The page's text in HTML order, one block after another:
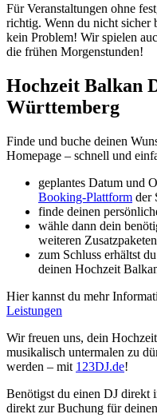
Für Veranstaltungen ohne
richtig. Wenn du nicht sicher
kein Problem! Wir spielen
die frühen Morgenstunden!
Hochzeit Balkan
Württemberg
Finde und buche deinen
Homepage – schnell und
geplantes Datum und
Booking-Plattform der
finde deinen
wähle dann dein
weiteren
zum Schluss erhältst
deinen Hochzeit
Hier kannst du mehr
Leistungen
Wir freuen uns, dein
musikalisch untermalen zu
werden – mit 123DJ.de!
Benötigst du einen DJ direkt
direkt zur Buchung für deinen